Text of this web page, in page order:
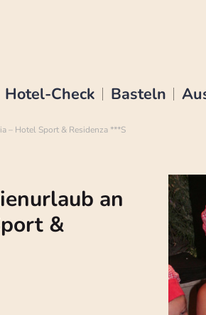
Hotel-Check Basteln
– Hotel Sport & Residenza ***S
an
&